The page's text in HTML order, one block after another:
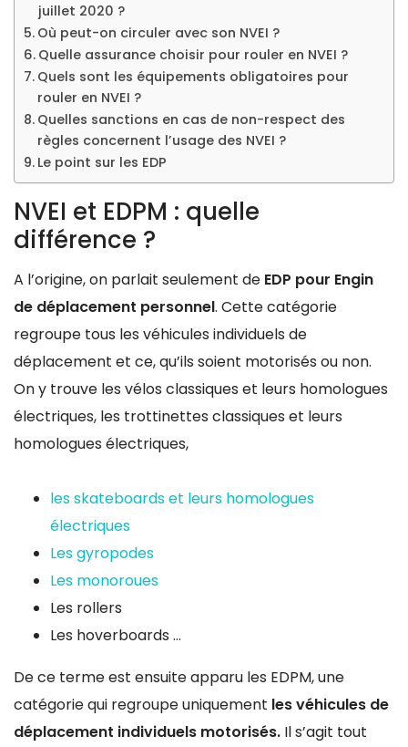
juillet 2020 ?
Où peut-on circuler avec son NVEI ?
Quelle assurance choisir pour rouler en NVEI ?
Quels sont les équipements obligatoires pour
rouler en NVEI ?
Quelles sanctions en cas de non-respect des
règles concernent l’usage des NVEI ?
Le point sur les EDP
NVEI et EDPM : quelle
différence ?
A l’origine, on parlait seulement de EDP pour Engin
de déplacement personnel. Cette catégorie
regroupe tous les véhicules individuels de
déplacement et ce, qu’ils soient motorisés ou non.
On y trouve les vélos classiques et leurs homologues
électriques, les trottinettes classiques et leurs
homologues électriques,
les skateboards et leurs homologues
électriques
Les gyropodes
Les monoroues
Les rollers
Les hoverboards …
De ce terme est ensuite apparu les EDPM, une
catégorie qui regroupe uniquement les véhicules de
déplacement individuels motorisés. Il s’agit tout